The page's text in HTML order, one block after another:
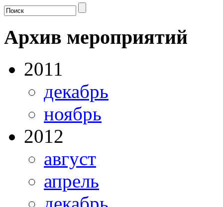
Архив мероприятий
2011
декабрь
ноябрь
2012
август
апрель